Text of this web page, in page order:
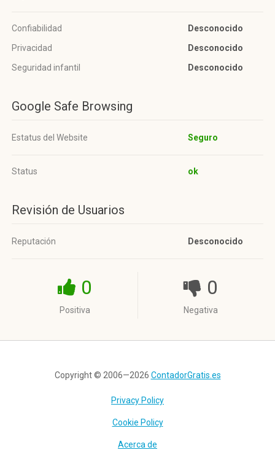
Confiabilidad
Desconocido
Privacidad
Desconocido
Seguridad infantil
Desconocido
Google Safe Browsing
Estatus del Website Seguro
Status ok
Revisión de Usuarios
Reputación Desconocido
0
Positiva
0
Negativa
Copyright © 2006—2026 ContadorGratis.es
Privacy Policy
Cookie Policy
Acerca de